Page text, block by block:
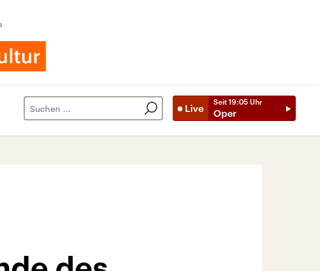
Live
Seit 19:05 Uhr
Oper